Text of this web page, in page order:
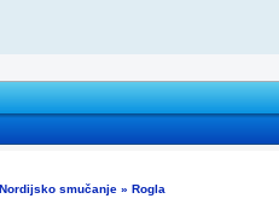
Nordijsko smučanje » Rogla